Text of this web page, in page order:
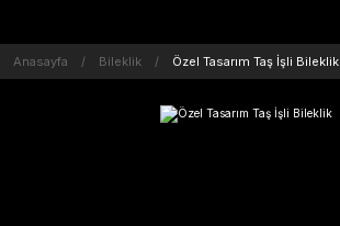
Anasayfa Bileklik Özel Tasarım Taş İşli Bileklik